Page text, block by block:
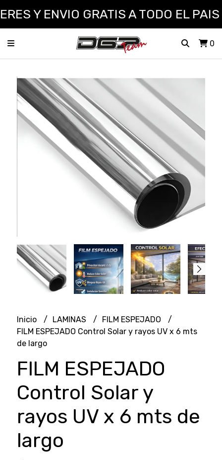
Y ENVIO GRATIS A TODO EL PAIS
0
Inicio LAMINAS
FILM ESPEJADO
FILM ESPEJADO Control Solar y rayos UV x 6 mts
de largo
FILM ESPEJADO
Control Solar y
rayos UV x 6 mts de
largo